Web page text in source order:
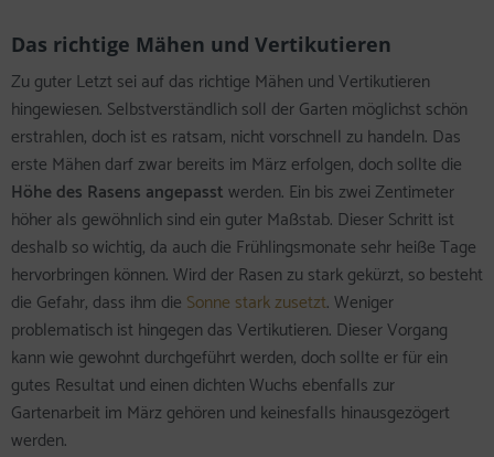
Das richtige Mähen und Vertikutieren
Zu guter Letzt sei auf das richtige Mähen und Vertikutieren
hingewiesen. Selbstverständlich soll der Garten möglichst schön
erstrahlen, doch ist es ratsam, nicht vorschnell zu handeln. Das
erste Mähen darf zwar bereits im März erfolgen, doch sollte die
Höhe des Rasens angepasstwerden. Ein bis zwei Zentimeter
höher als gewöhnlich sind ein guter Maßstab. Dieser Schritt ist
deshalb so wichtig, da auch die Frühlingsmonate sehr heiße Tage
hervorbringen können. Wird der Rasen zu stark gekürzt, so besteht
die Gefahr, dass ihm die Sonne stark zusetzt. Weniger
problematisch ist hingegen das Vertikutieren. Dieser Vorgang
kann wie gewohnt durchgeführt werden, doch sollte er für ein
gutes Resultat und einen dichten Wuchs ebenfalls zur
Gartenarbeit im März gehören und keinesfalls hinausgezögert
werden.